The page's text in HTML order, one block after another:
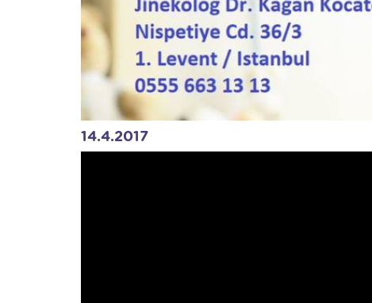
14.4.2017